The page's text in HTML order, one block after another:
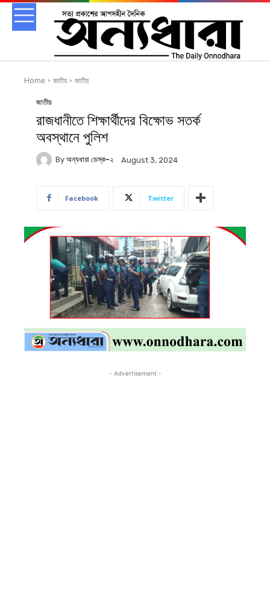
Home জাতীয় জাতীয়
জাতীয়
রাজধানীতে শিক্ষার্থীদের বিক্ষোভ সতর্ক
অবস্থানে পুলিশ
By অন্যধারা ডেস্ক-২ August 3, 2024
Facebook Twitter
- Advertisement -